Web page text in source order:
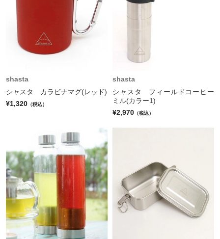
shasta
シャスタ カラビナマグ(レッド)
¥1,320 （税込）
shasta
シャスタ フィールドコーヒー
ミル(カラー1)
¥2,970 （税込）